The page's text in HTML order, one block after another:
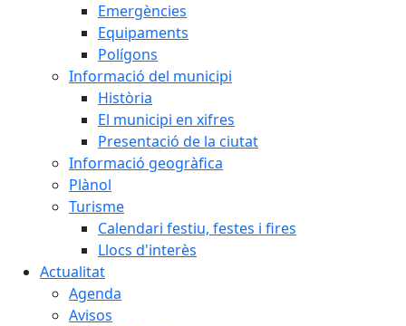
Emergències
Equipaments
Polígons
Informació del municipi
Història
El municipi en xifres
Presentació de la ciutat
Informació geogràfica
Plànol
Turisme
Calendari festiu, festes i fires
Llocs d'interès
Actualitat
Agenda
Avisos